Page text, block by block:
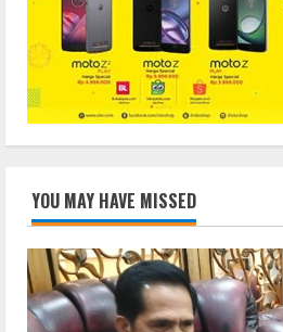
YOU MAY HAVE MISSED